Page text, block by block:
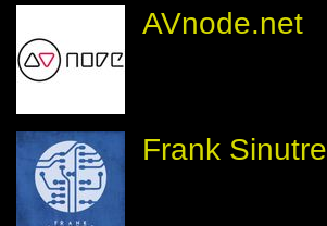
AVnode.net
Frank Sinutre